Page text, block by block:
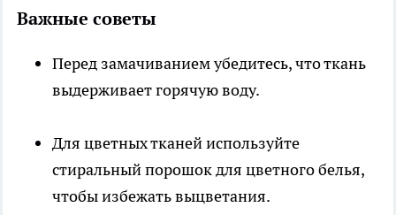
Важные советы
Перед замачиванием убедитесь, что ткань
выдерживает горячую воду.
Для цветных тканей используйте
стиральный порошок для цветного белья,
чтобы избежать выцветания.